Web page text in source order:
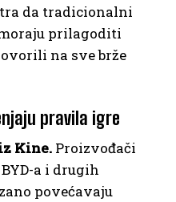
da tradicionalni
prilagoditi
na sve brže
pravila igre
Kine. Proizvođači
a i drugih
povećavaju